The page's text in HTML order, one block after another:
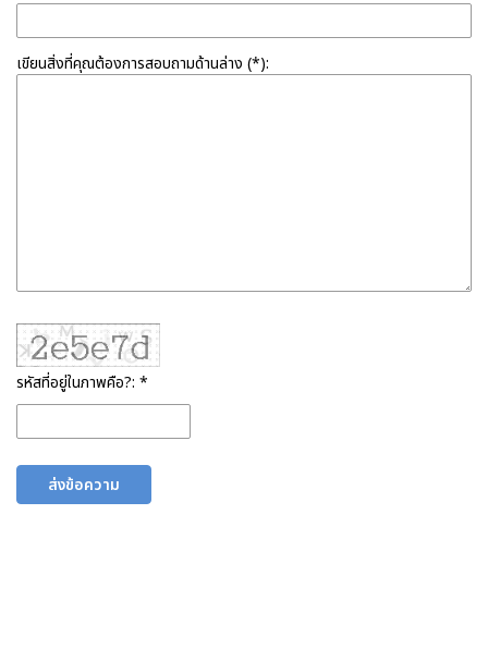
เขียนสิ่งที่คุณต้องการสอบถามด้านล่าง (*):
รหัสที่อยู่ในภาพคือ?: *
ส่งข้อความ